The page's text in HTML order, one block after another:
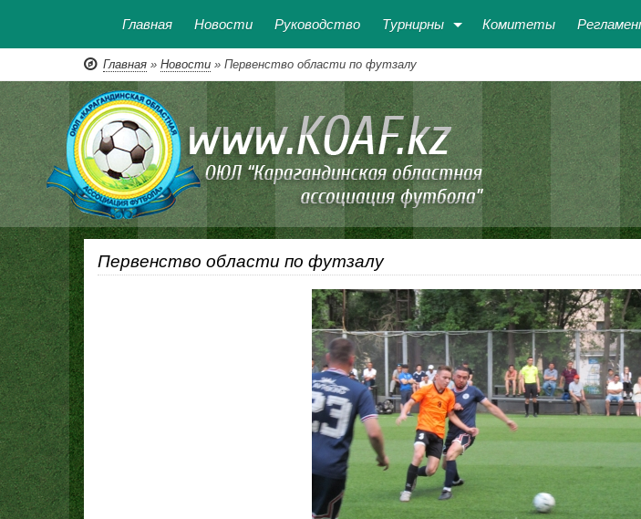
Главная Новости Руководство Турнирны Комитеты
Главная » Новости » Первенство области по футзалу
Первенство области по футзалу